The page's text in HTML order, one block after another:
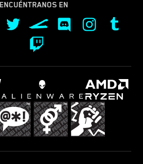
ENCUÉNTRANOS EN